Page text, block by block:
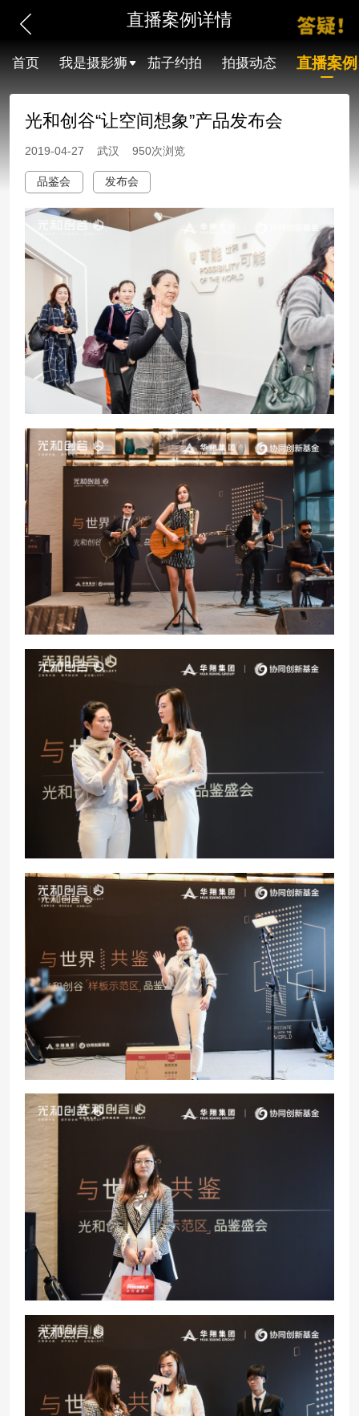
直播案例详情
首页 我是摄影狮 茄子约拍 拍摄动态 直播案例
光和创谷“让空间想象”产品发布会
2019-04-27 武汉 950次浏览
品鉴会 发布会